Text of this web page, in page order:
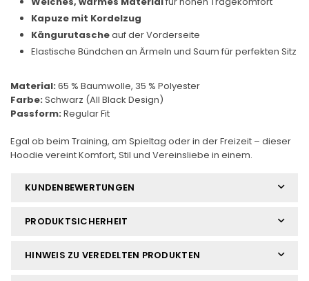
Kapuze mit Kordelzug
Kängurutascheauf der Vorderseite
Elastische Bündchen an Ärmeln und Saum für perfekten Sitz
Material:65 % Baumwolle, 35 % Polyester
Farbe:Schwarz (All Black Design)
Passform:Regular Fit
Egal ob beim Training, am Spieltag oder in der Freizeit – dieser
Hoodie vereint Komfort, Stil und Vereinsliebe in einem.
KUNDENBEWERTUNGEN
PRODUKTSICHERHEIT
HINWEIS ZU VEREDELTEN PRODUKTEN